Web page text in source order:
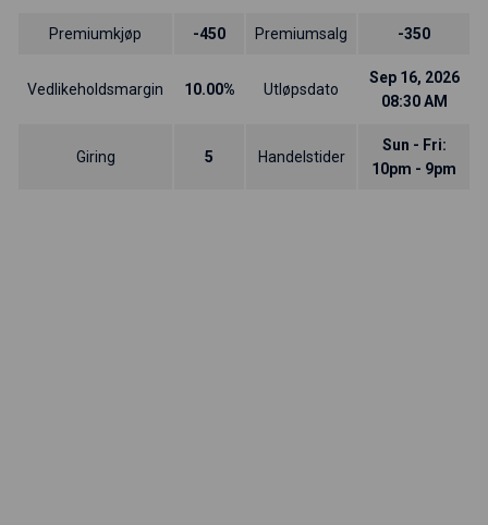
Premiumkjøp -450 Premiumsalg -350
Vedlikeholdsmargin 10.00% Utløpsdato
Sep 16, 2026
08:30 AM
Giring 5 Handelstider
Sun - Fri:
10pm - 9pm